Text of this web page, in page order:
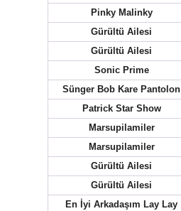
Pinky Malinky
Gürültü Ailesi
Gürültü Ailesi
Sonic Prime
Sünger Bob Kare Pantolon
Patrick Star Show
Marsupilamiler
Marsupilamiler
Gürültü Ailesi
Gürültü Ailesi
En İyi Arkadaşım Lay Lay